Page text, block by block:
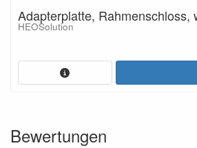
Adapterplatte, Rahmenschloss,
HEOSolution
Bewertungen